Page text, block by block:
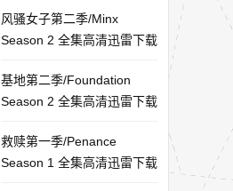
风骚女子第二季/Minx
Season 2 全集高清迅雷下载
基地第二季/Foundation
Season 2 全集高清迅雷下载
救赎第一季/Penance
Season 1 全集高清迅雷下载